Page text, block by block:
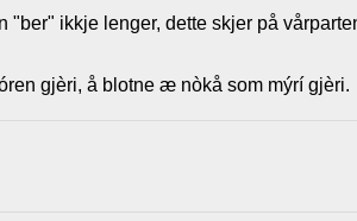
ikkje lenger, dette skjer på
gjèri, å blotne æ nòkå som mýrí gjèri.